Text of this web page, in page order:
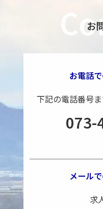
お
お電話
下記の電話番号
073-
メール
求